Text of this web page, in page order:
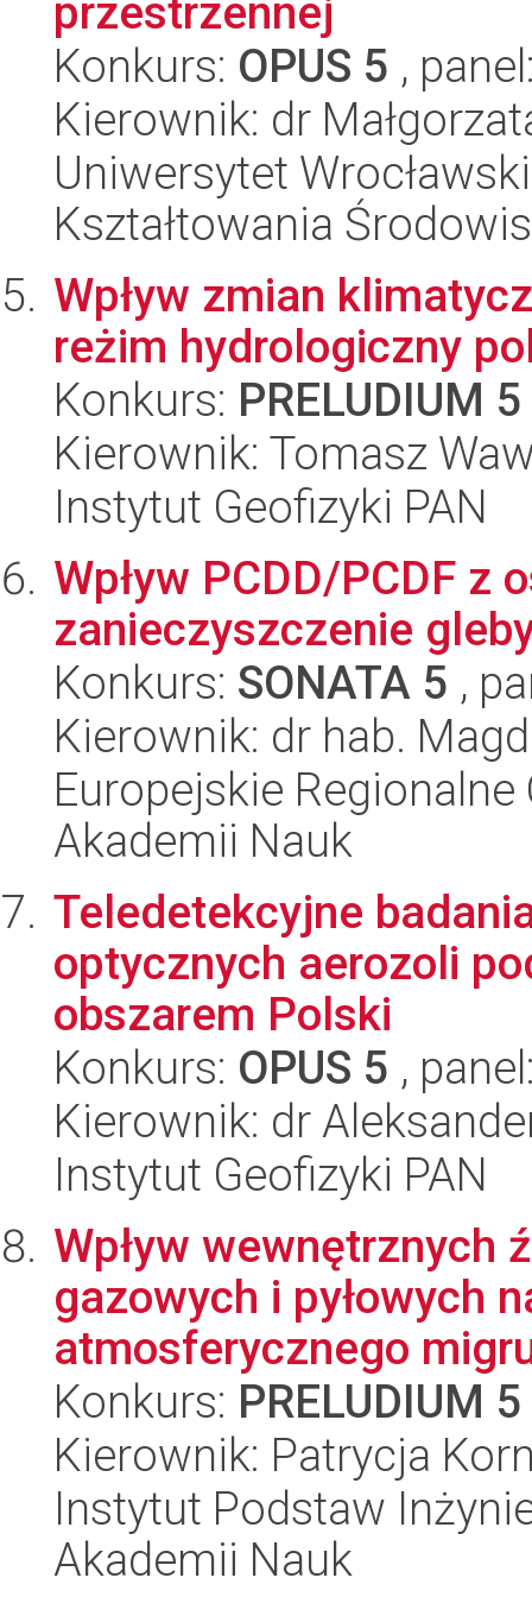
przestrzennej
Konkurs: OPUS 5 ,
Kierownik: dr
Uniwersytet
Kształtowania
Wpływ zmian
reżim hydrologiczny
Konkurs: PRELUDIUM 5
Kierownik: Tomasz
Instytut Geofizyki PAN
Wpływ PCDD/PCDF z
zanieczyszczenie
Konkurs: SONATA 5 ,
Kierownik: dr hab.
Europejskie
Akademii Nauk
Teledetekcyjne
optycznych aerozoli
obszarem Polski
Konkurs: OPUS 5 ,
Kierownik: dr
Instytut Geofizyki PAN
Wpływ wewnętrznych
gazowych i pyłowych
atmosferycznego
Konkurs: PRELUDIUM 5
Kierownik: Patrycja
Instytut Podstaw
Akademii Nauk